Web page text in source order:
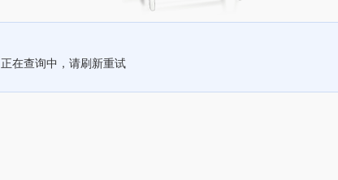
正在查询中，请刷新重试